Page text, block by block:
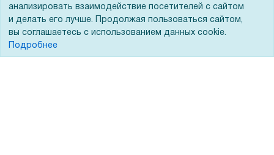
Для Таможенного союза
Запрос актов сверки
анализировать взаимодействие посетителей с сайтом
и делать его лучше. Продолжая пользоваться сайтом,
вы соглашаетесь с использованием данных cookie.
Подробнее
заказе этого товара
Получить скидку Не показывать